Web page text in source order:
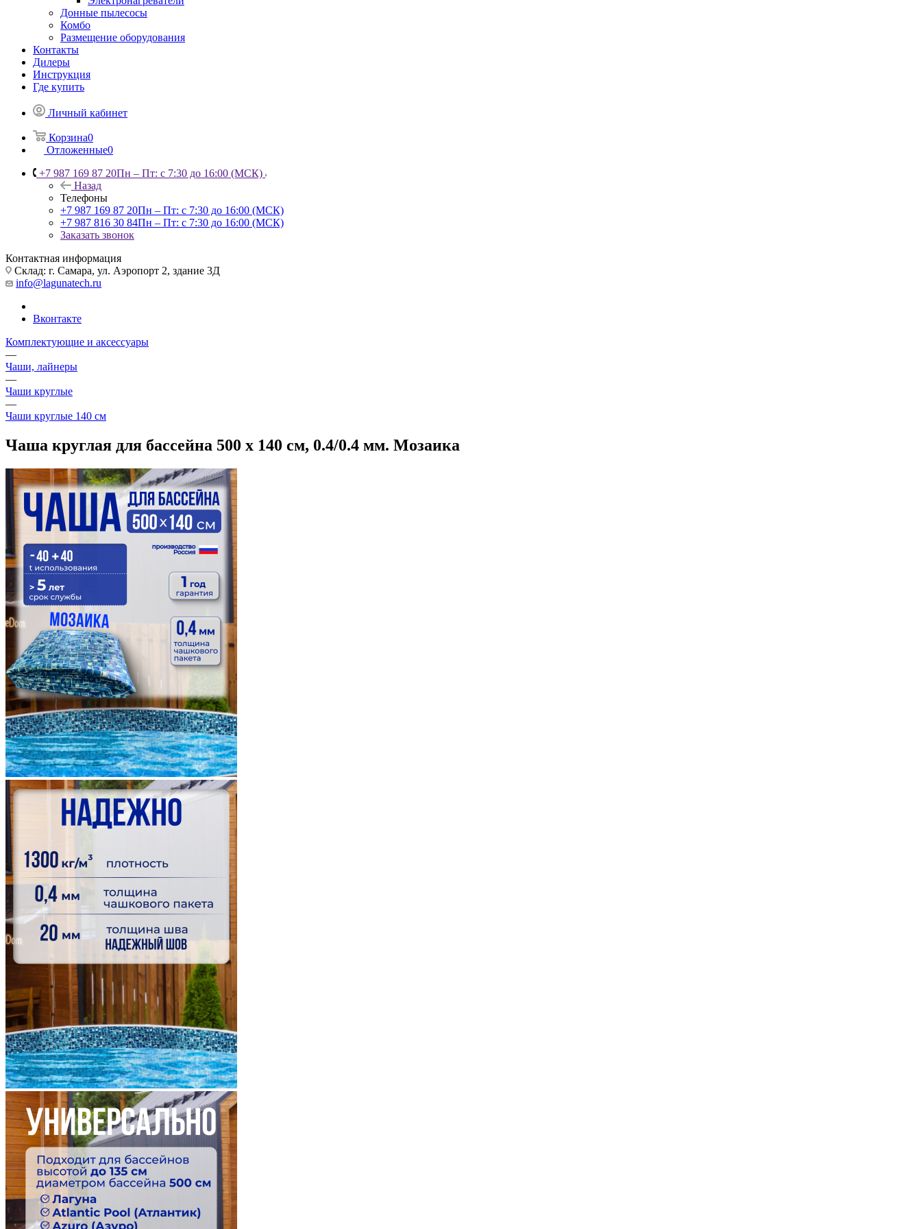
Донные пылесосы
Комбо
Размещение оборудования
Контакты
Дилеры
Инструкция
Где купить
Личный кабинет
Корзина0
Отложенные0
+7 987 169 87 20Пн – Пт: с 7:30 до 16:00 (МСК)
Назад
Телефоны
+7 987 169 87 20Пн – Пт: с 7:30 до 16:00 (МСК)
+7 987 816 30 84Пн – Пт: с 7:30 до 16:00 (МСК)
Заказать звонок
Контактная информация
Склад: г. Самара, ул. Аэропорт 2, здание 3Д
info@lagunatech.ru
Вконтакте
Комплектующие и аксессуары
—
Чаши, лайнеры
—
Чаши круглые
—
Чаши круглые 140 см
Чаша круглая для бассейна 500 х 140 см, 0.4/0.4 мм. Мозаика